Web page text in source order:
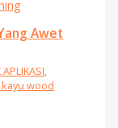
Awet
APLIKASI,
wood